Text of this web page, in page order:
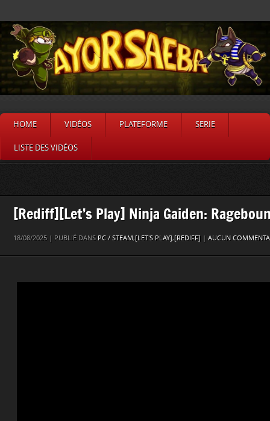
HOME VIDÉOS PLATEFORME SERIE
LISTE DES VIDÉOS
[Rediff][Let’s Play] Ninja Gaiden:
18/08/2025 | PUBLIÉ DANS PC / STEAM,[LET'S PLAY],[REDIFF] AUCUN